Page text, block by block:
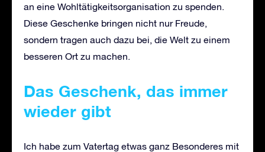
an eine Wohltätigkeitsorganisation zu spenden.
Diese Geschenke bringen nicht nur Freude,
sondern tragen auch dazu bei, die Welt zu einem
besseren Ort zu machen.
Das Geschenk, das immer
wieder gibt
Ich habe zum Vatertag etwas ganz Besonderes mit